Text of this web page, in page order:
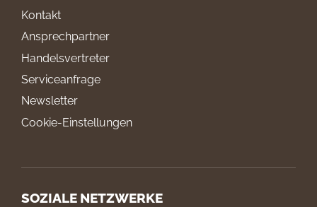
Kontakt
Ansprechpartner
Handelsvertreter
Serviceanfrage
Newsletter
Cookie-Einstellungen
SOZIALE NETZWERKE